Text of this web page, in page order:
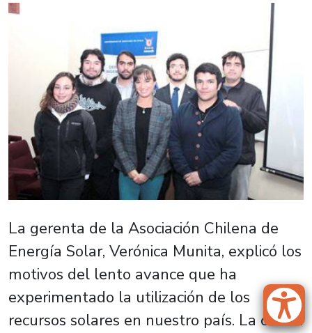
La gerenta de la Asociación Chilena de
Energía Solar, Verónica Munita, explicó los
motivos del lento avance que ha
experimentado la utilización de los
recursos solares en nuestro país. La charla